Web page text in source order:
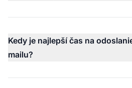
Kedy je najlepší čas na
mailu?